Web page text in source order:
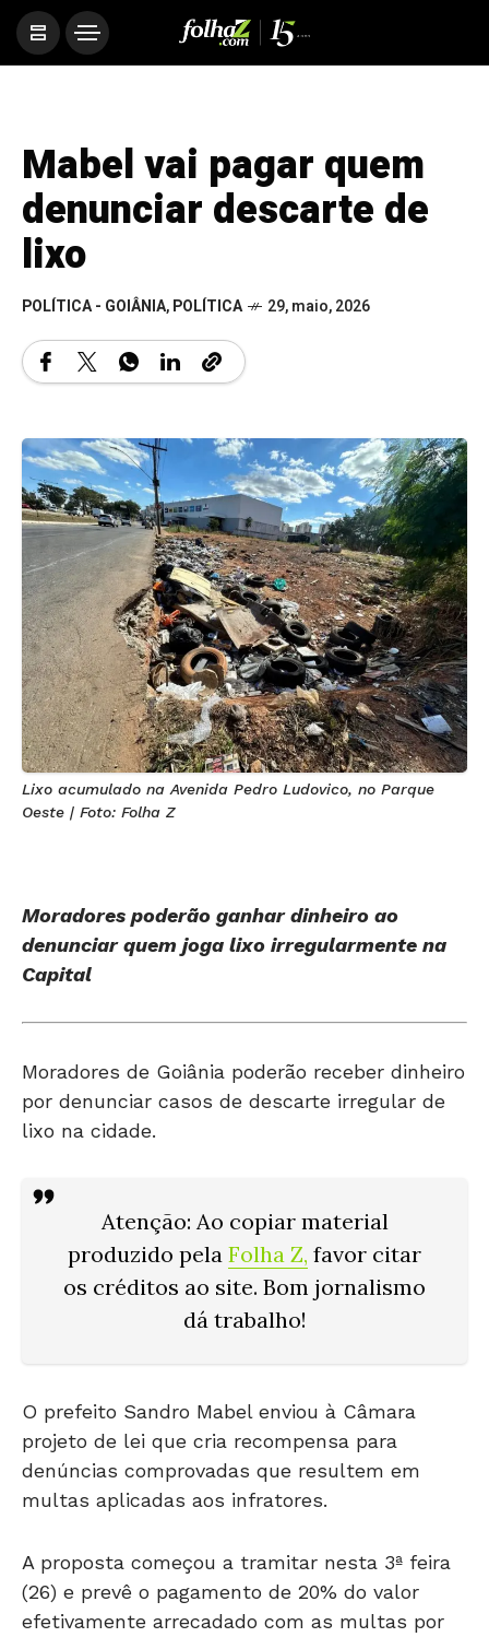
Mabel vai pagar quem
denunciar descarte de
lixo
POLÍTICA - GOIÂNIA,POLÍTICA 29, maio, 2026
Lixo acumulado na Avenida Pedro Ludovico, no Parque
Oeste | Foto: Folha Z
Moradores poderão ganhar dinheiro ao
denunciar quem joga lixo irregularmente na
Capital
Moradores de Goiânia poderão receber dinheiro
por denunciar casos de descarte irregular de
lixo na cidade.
Atenção: Ao copiar material
produzido pela Folha Z, favor citar
os créditos ao site. Bom jornalismo
dá trabalho!
O prefeito Sandro Mabel enviou à Câmara
projeto de lei que cria recompensa para
denúncias comprovadas que resultem em
multas aplicadas aos infratores.
A proposta começou a tramitar nesta 3ª feira
(26) e prevê o pagamento de 20% do valor
efetivamente arrecadado com as multas por